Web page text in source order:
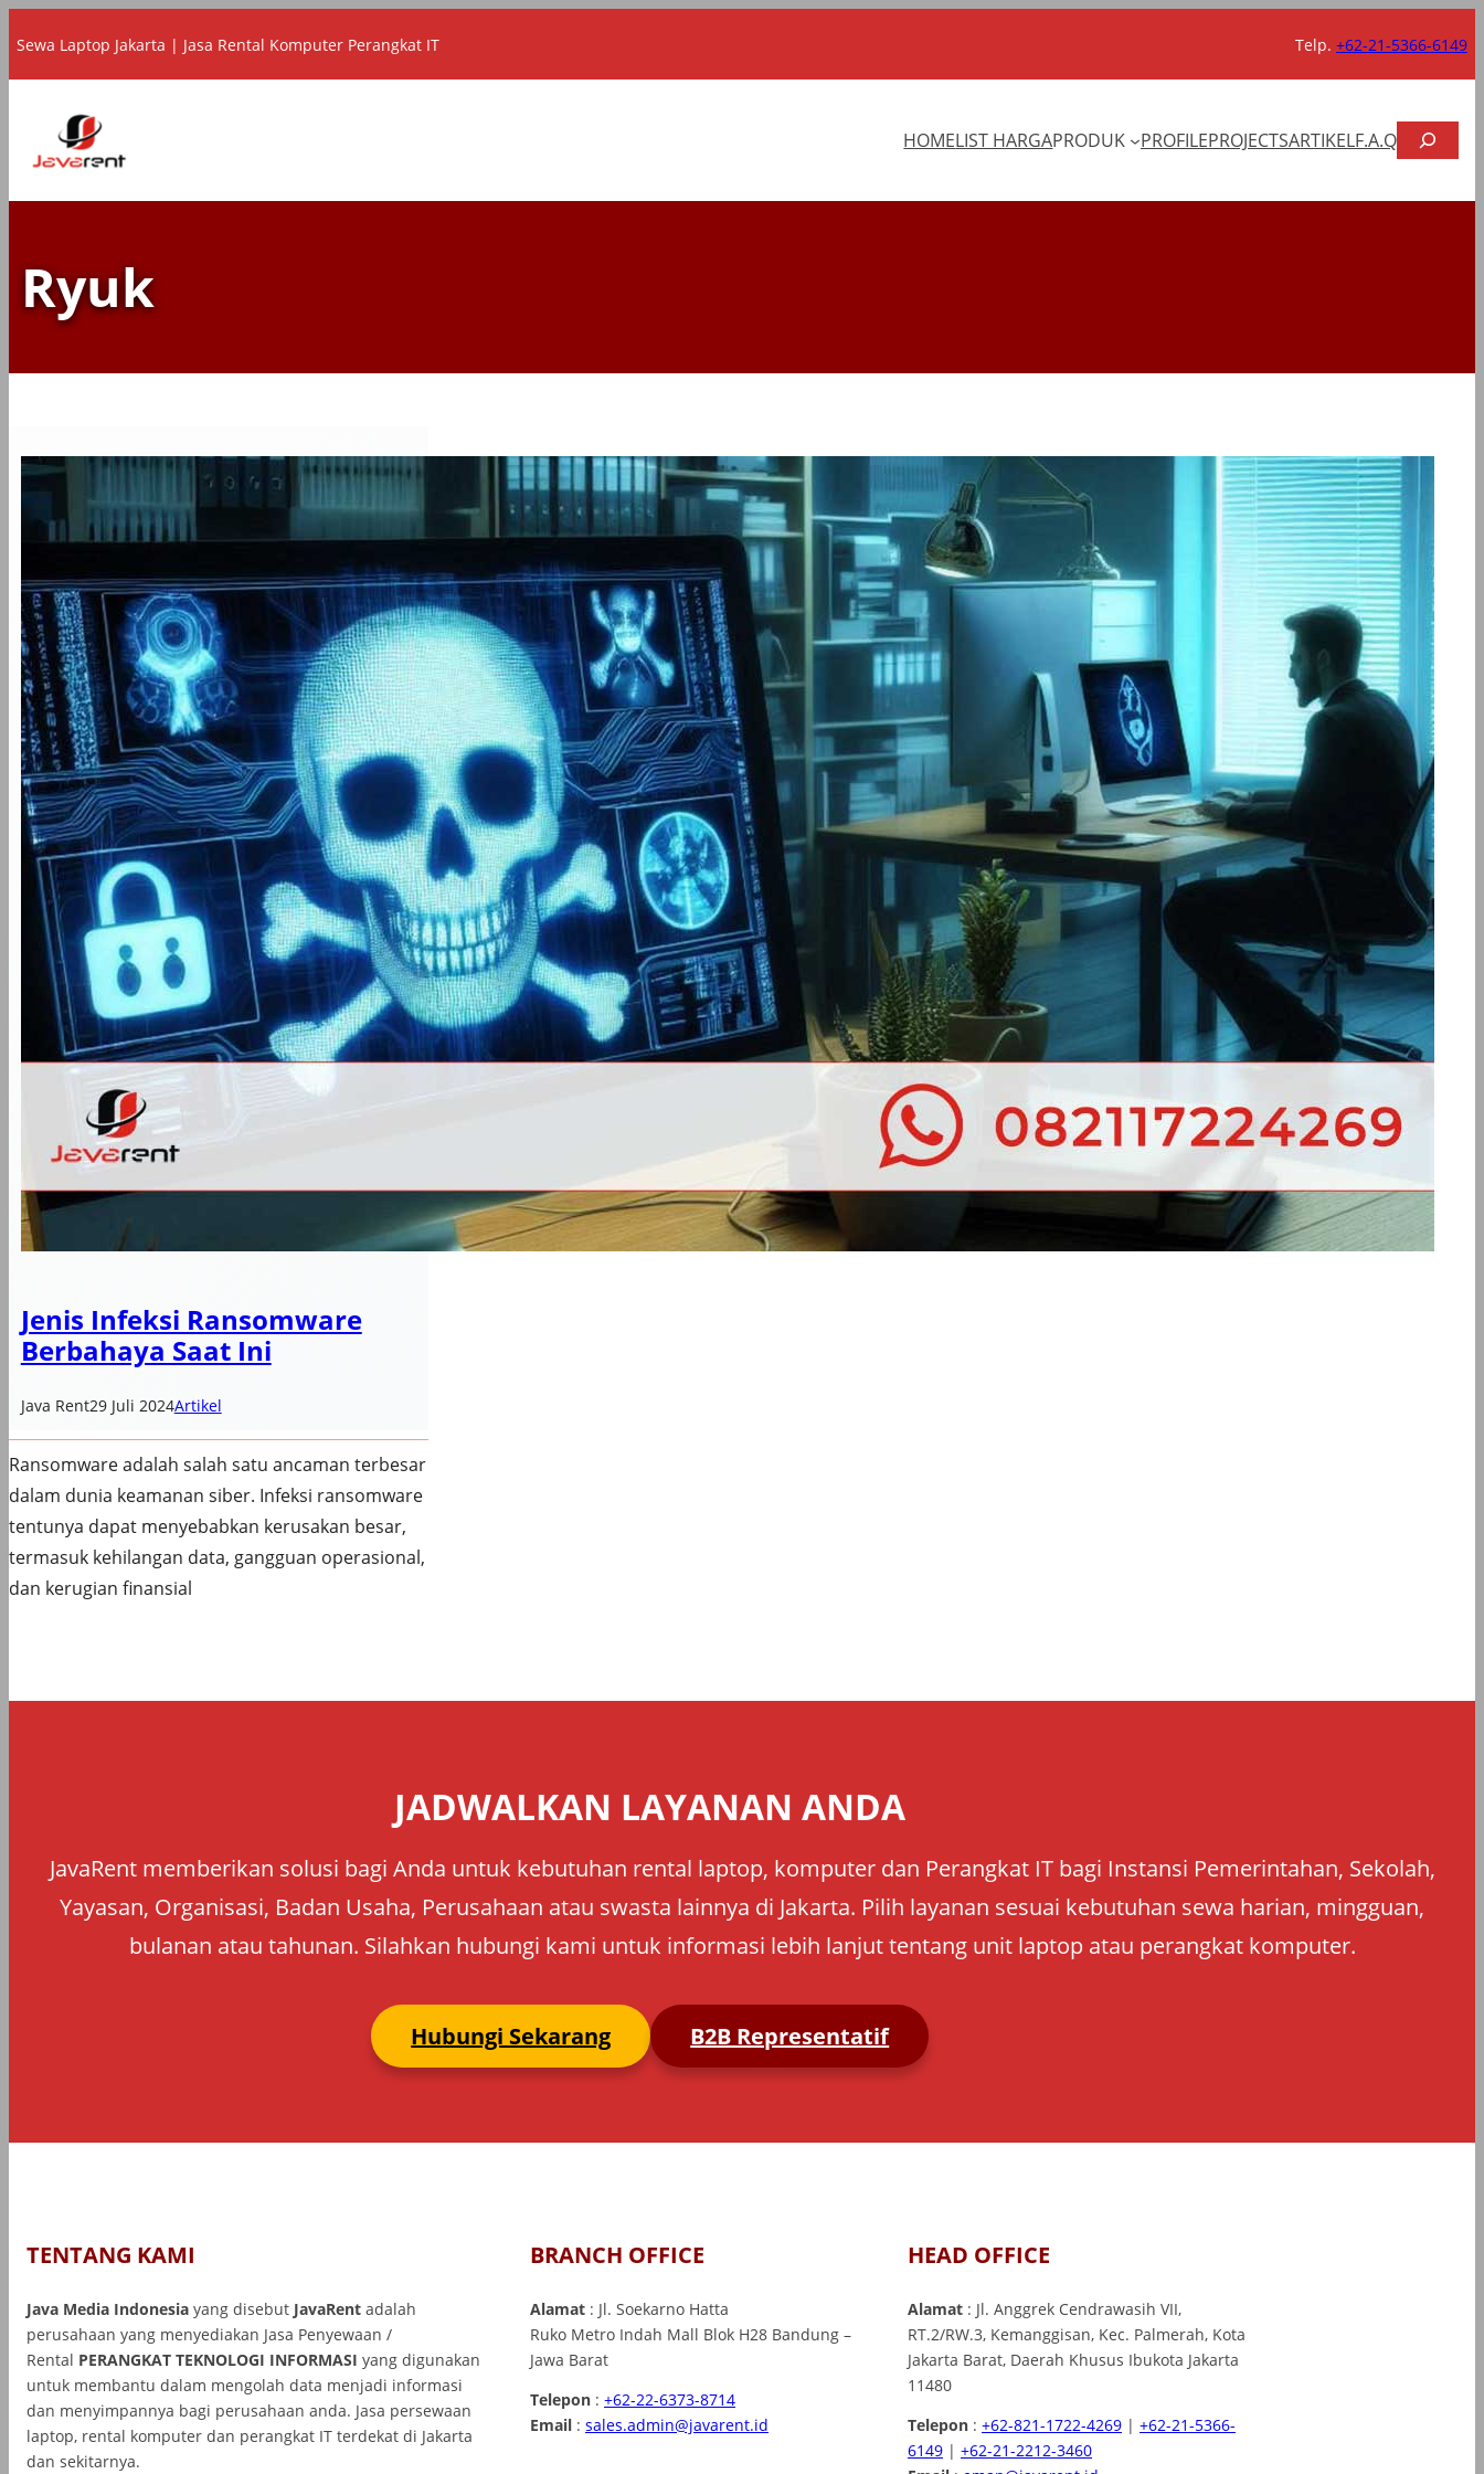
ke
konten
Sewa Laptop Jakarta | Jasa Rental Komputer Perangkat IT Telp. +62-21-5366-6149
HOMELIST HARGAPRODUK PROFILEPROJECTSARTIKELF.A.QCARI
Ryuk
Jenis Infeksi Ransomware
Berbahaya Saat Ini
Java Rent29 Juli 2024Artikel
Ransomware adalah salah satu ancaman terbesar
dalam dunia keamanan siber. Infeksi ransomware
tentunya dapat menyebabkan kerusakan besar,
termasuk kehilangan data, gangguan operasional,
dan kerugian finansial
JADWALKAN LAYANAN ANDA
JavaRent memberikan solusi bagi Anda untuk kebutuhan rental laptop, komputer dan Perangkat IT bagi Instansi Pemerintahan, Sekolah,
Yayasan, Organisasi, Badan Usaha, Perusahaan atau swasta lainnya di Jakarta. Pilih layanan sesuai kebutuhan sewa harian, mingguan,
bulanan atau tahunan. Silahkan hubungi kami untuk informasi lebih lanjut tentang unit laptop atau perangkat komputer.
Hubungi Sekarang B2B Representatif
TENTANG KAMI
Java Media Indonesia yang disebut JavaRent adalah
perusahaan yang menyediakan Jasa Penyewaan /
Rental PERANGKAT TEKNOLOGI INFORMASI yang digunakan
untuk membantu dalam mengolah data menjadi informasi
dan menyimpannya bagi perusahaan anda. Jasa persewaan
laptop, rental komputer dan perangkat IT terdekat di Jakarta
dan sekitarnya.
BRANCH OFFICE
Alamat : Jl. Soekarno Hatta
Ruko Metro Indah Mall Blok H28 Bandung –
Jawa Barat
Telepon : +62-22-6373-8714
Email : sales.admin@javarent.id
HEAD OFFICE
Alamat : Jl. Anggrek Cendrawasih VII,
RT.2/RW.3, Kemanggisan, Kec. Palmerah, Kota
Jakarta Barat, Daerah Khusus Ibukota Jakarta
11480
Telepon : +62-821-1722-4269 | +62-21-5366-
6149 | +62-21-2212-3460